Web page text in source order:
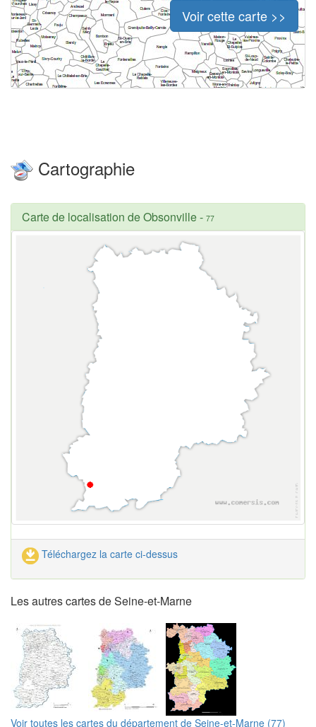
Voir cette carte >>
Cartographie
Carte de localisation de Obsonville- 77
Téléchargez la carte ci-dessus
Les autres cartes de Seine-et-Marne
Voir toutes les cartes du département de Seine-et-Marne (77)